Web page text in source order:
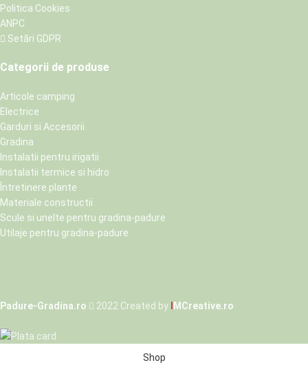
Politica Cookies
ANPC
Setări GDPR
Categorii de produse
Articole camping
Electrice
Garduri si Accesorii
Gradina
Instalatii pentru irigatii
Instalatii termice si hidro
Întretinere plante
Materiale constructii
Scule si unelte pentru gradina-padure
Utilaje pentru gradina-padure
Padure-Gradina.ro 2022 Created by MCreative.ro
Shop